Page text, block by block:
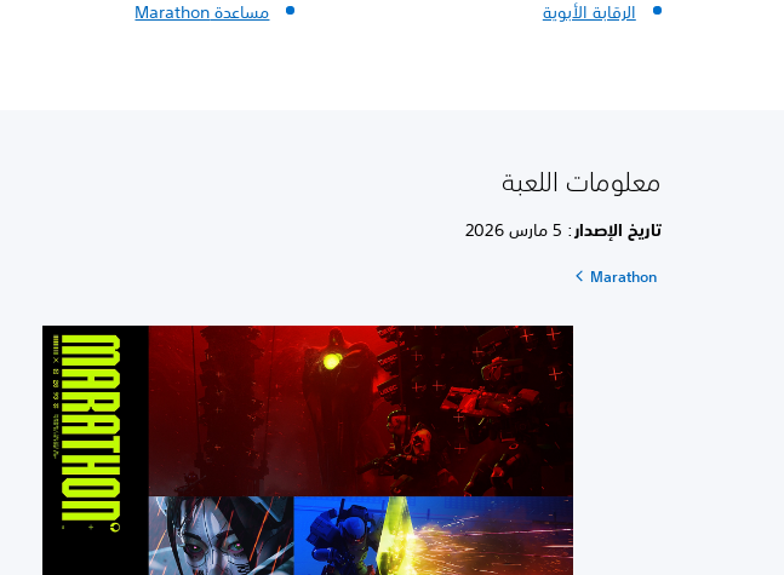
مساعدة Marathon
الرقابة الأبوية
معلومات اللعبة
تاريخ الإصدار : 5 مارس 2026
Marathon